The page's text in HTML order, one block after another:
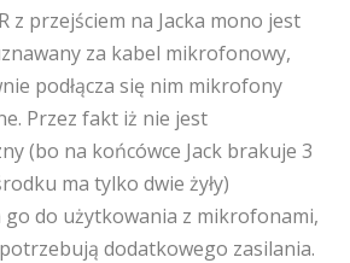
z przejściem na Jacka mono jest
za kabel mikrofonowy,
podłącza się nim mikrofony
Przez fakt iż nie jest
(bo na końcówce Jack brakuje 3
ma tylko dwie żyły)
go do użytkowania z mikrofonami,
dodatkowego zasilania.